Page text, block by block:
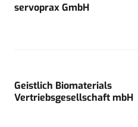
servoprax GmbH
Geistlich Biomaterials
Vertriebsgesellschaft mbH